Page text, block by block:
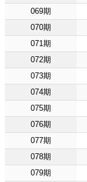
069期
070期
071期
072期
073期
074期
075期
076期
077期
078期
079期